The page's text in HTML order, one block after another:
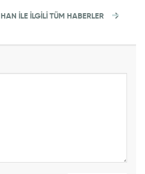
İLE İLGİLİ TÜM HABERLER